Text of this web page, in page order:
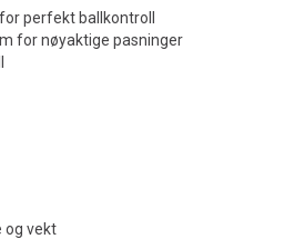
perfekt ballkontroll
for nøyaktige pasninger
og vekt